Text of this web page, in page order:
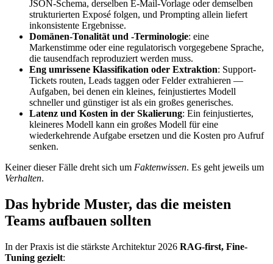
JSON-Schema, derselben E-Mail-Vorlage oder demselben
strukturierten Exposé folgen, und Prompting allein liefert
inkonsistente Ergebnisse.
Domänen-Tonalität und -Terminologie: eine
Markenstimme oder eine regulatorisch vorgegebene Sprache,
die tausendfach reproduziert werden muss.
Eng umrissene Klassifikation oder Extraktion: Support-
Tickets routen, Leads taggen oder Felder extrahieren —
Aufgaben, bei denen ein kleines, feinjustiertes Modell
schneller und günstiger ist als ein großes generisches.
Latenz und Kosten in der Skalierung: Ein feinjustiertes,
kleineres Modell kann ein großes Modell für eine
wiederkehrende Aufgabe ersetzen und die Kosten pro Aufruf
senken.
Keiner dieser Fälle dreht sich um Faktenwissen. Es geht jeweils um
Verhalten.
Das hybride Muster, das die meisten
Teams aufbauen sollten
In der Praxis ist die stärkste Architektur 2026 RAG-first, Fine-
Tuning gezielt: